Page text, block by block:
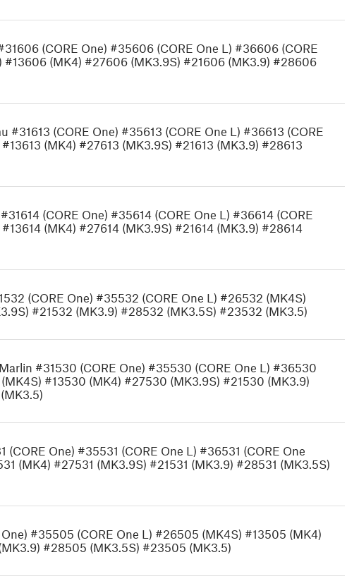
(CORE One) #35606 (CORE One L) #36606 (CORE
#13606 (MK4) #27606 (MK3.9S) #21606 (MK3.9) #28606
#31613 (CORE One) #35613 (CORE One L) #36613 (CORE
(MK4) #27613 (MK3.9S) #21613 (MK3.9) #28613
(CORE One) #35614 (CORE One L) #36614 (CORE
(MK4) #27614 (MK3.9S) #21614 (MK3.9) #28614
(CORE One) #35532 (CORE One L) #26532 (MK4S)
#21532 (MK3.9) #28532 (MK3.5S) #23532 (MK3.5)
#31530 (CORE One) #35530 (CORE One L) #36530
#13530 (MK4) #27530 (MK3.9S) #21530 (MK3.9)
(CORE One) #35531 (CORE One L) #36531 (CORE One
(MK4) #27531 (MK3.9S) #21531 (MK3.9) #28531 (MK3.5S)
#35505 (CORE One L) #26505 (MK4S) #13505 (MK4)
#28505 (MK3.5S) #23505 (MK3.5)